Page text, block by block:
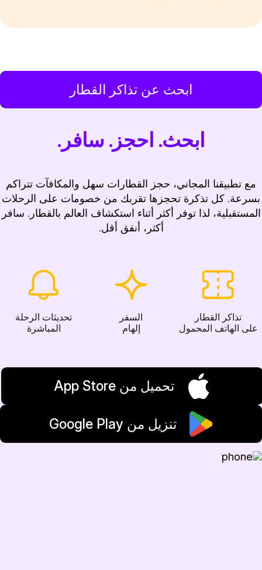
ابحث عن تذاكر القطار
ابحث. احجز. سافر.
مع تطبيقنا المجاني، حجز القطارات سهل والمكافآت تتراكم
بسرعة. كل تذكرة تحجزها تقربك من خصومات على الرحلات
المستقبلية، لذا توفر أكثر أثناء استكشاف العالم بالقطار. سافر
أكثر، أنفق أقل.
تذاكر القطار
على الهاتف المحمول
السفر
إلهام
تحديثات الرحلة
المباشرة
تحميل من App Store
تنزيل من Google Play